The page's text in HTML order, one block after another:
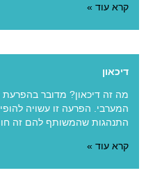
קרא עוד »
דיכאון
מה זה דיכאון? מדובר
המערבי. הפרעה זו עשויה
התנהגות שהמשותף להם זה
קרא עוד »